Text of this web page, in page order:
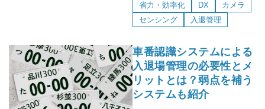
省力・効率化
DX
カメラ
センシング
入退管理
車番認識システムによる
入退場管理の必要性とメ
リットとは？弱点を補う
システムも紹介